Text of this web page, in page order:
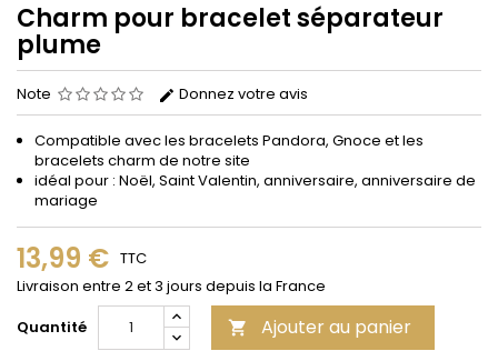
Charm pour bracelet séparateur
plume
Note Donnez votre avis
Compatible avec les bracelets Pandora, Gnoce et les
bracelets charm de notre site
idéal pour : Noël, Saint Valentin, anniversaire, anniversaire de
mariage
13,99 € TTC
Livraison entre 2 et 3 jours depuis la France
Quantité
 Ajouter au panier